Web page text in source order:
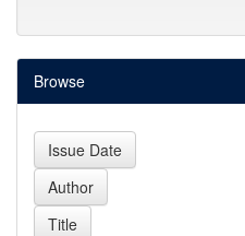
Browse